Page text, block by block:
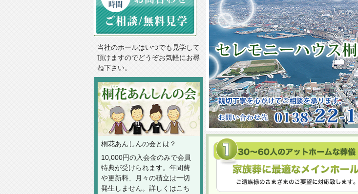
当社のホールはいつでも見学して
頂けますのでどうぞお気軽にお尋
ね下さい。
桐花あんしんの会とは？
10,000円の入会金のみで会員
特典が受けられます。年間費
や更新料、月々の積立は一切
発生しません。詳しくはこち